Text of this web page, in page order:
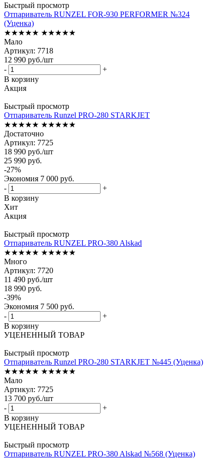
Быстрый просмотр
Отпариватель RUNZEL FOR-930 PERFORMER №324
(Уценка)
★★★★★ ★★★★★
Мало
Артикул: 7718
12 990 руб./шт
-
+
В корзину
Акция
Быстрый просмотр
Отпариватель Runzel PRO-280 STARKJET
★★★★★ ★★★★★
Достаточно
Артикул: 7725
18 990 руб./шт
25 990 руб.
-27%
Экономия 7 000 руб.
-
+
В корзину
Хит
Акция
Быстрый просмотр
Отпариватель RUNZEL PRO-380 Alskad
★★★★★ ★★★★★
Много
Артикул: 7720
11 490 руб./шт
18 990 руб.
-39%
Экономия 7 500 руб.
-
+
В корзину
УЦЕНЕННЫЙ ТОВАР
Быстрый просмотр
Отпариватель Runzel PRO-280 STARKJET №445 (Уценка)
★★★★★ ★★★★★
Мало
Артикул: 7725
13 700 руб./шт
-
+
В корзину
УЦЕНЕННЫЙ ТОВАР
Быстрый просмотр
Отпариватель RUNZEL PRO-380 Alskad №568 (Уценка)